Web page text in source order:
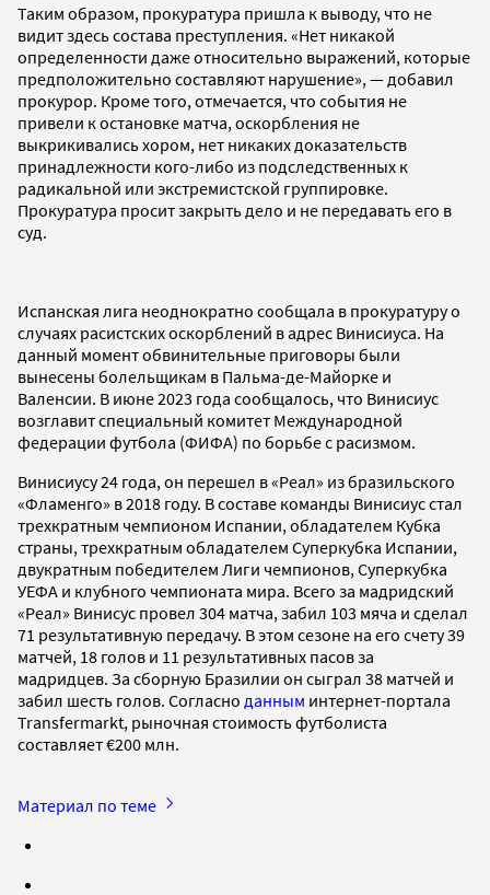
Таким образом, прокуратура пришла к выводу, что не
видит здесь состава преступления. «Нет никакой
определенности даже относительно выражений, которые
предположительно составляют нарушение», — добавил
прокурор. Кроме того, отмечается, что события не
привели к остановке матча, оскорбления не
выкрикивались хором, нет никаких доказательств
принадлежности кого-либо из подследственных к
радикальной или экстремистской группировке.
Прокуратура просит закрыть дело и не передавать его в
суд.
Испанская лига неоднократно сообщала в прокуратуру о
случаях расистских оскорблений в адрес Винисиуса. На
данный момент обвинительные приговоры были
вынесены болельщикам в Пальма-де-Майорке и
Валенсии. В июне 2023 года сообщалось, что Винисиус
возглавит специальный комитет Международной
федерации футбола (ФИФА) по борьбе с расизмом.
Винисиусу 24 года, он перешел в «Реал» из бразильского
«Фламенго» в 2018 году. В составе команды Винисиус стал
трехкратным чемпионом Испании, обладателем Кубка
страны, трехкратным обладателем Суперкубка Испании,
двукратным победителем Лиги чемпионов, Суперкубка
УЕФА и клубного чемпионата мира. Всего за мадридский
«Реал» Винисус провел 304 матча, забил 103 мяча и сделал
71 результативную передачу. В этом сезоне на его счету 39
матчей, 18 голов и 11 результативных пасов за
мадридцев. За сборную Бразилии он сыграл 38 матчей и
забил шесть голов. Согласно данным интернет-портала
Transfermarkt, рыночная стоимость футболиста
составляет €200 млн.
Материал по теме